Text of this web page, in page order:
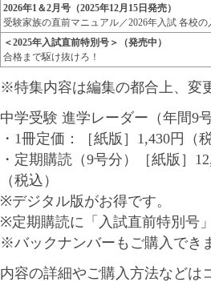
2026年1＆2月号（2025年12月15日発売）
受験家族の直前マニュアル／2026年入試 各校
＜2025年入試直前特別号＞（発売中）
合格まで駆け抜けろ！
※特集内容は編集の都合上、変
中学受験 進学レーダー（年間9
・1冊定価：［紙版］1,430円（
・定期購読（9号分）［紙版］
（税込）
※デジタル版がお得です。
※定期購読に「入試直前特別号
※バックナンバーもご購入でき
内容の詳細やご購入方法などは